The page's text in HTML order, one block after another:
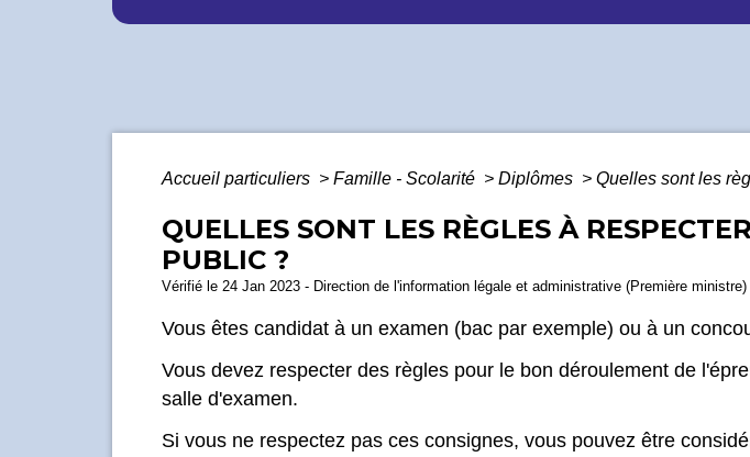
Accueil particuliers > Famille - Scolarité > Diplômes > Quelles sont les
QUELLES SONT LES RÈGLES À
PUBLIC ?
Vérifié le 24 Jan 2023 - Direction de l'information légale et administrative (Première ministre)
Vous êtes candidat à un examen (bac par exemple) ou à un
Vous devez respecter des règles pour le bon déroulement de
salle d'examen.
Si vous ne respectez pas ces consignes, vous pouvez être